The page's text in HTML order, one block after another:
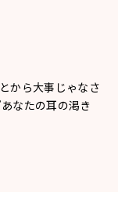
から大事じゃなさ
なたの耳の渇き